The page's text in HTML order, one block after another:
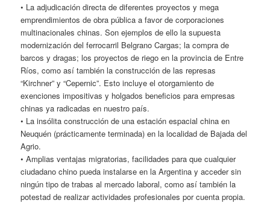
• La adjudicación directa de diferentes proyectos y mega
emprendimientos de obra pública a favor de corporaciones
multinacionales chinas. Son ejemplos de ello la supuesta
modernización del ferrocarril Belgrano Cargas; la compra de
barcos y dragas; los proyectos de riego en la provincia de Entre
Ríos, como así también la construcción de las represas
“Kirchner” y “Cepernic”. Esto incluye el otorgamiento de
exenciones impositivas y holgados beneficios para empresas
chinas ya radicadas en nuestro país.
• La insólita construcción de una estación espacial china en
Neuquén (prácticamente terminada) en la localidad de Bajada del
Agrio.
• Amplias ventajas migratorias, facilidades para que cualquier
ciudadano chino pueda instalarse en la Argentina y acceder sin
ningún tipo de trabas al mercado laboral, como así también la
potestad de realizar actividades profesionales por cuenta propia.